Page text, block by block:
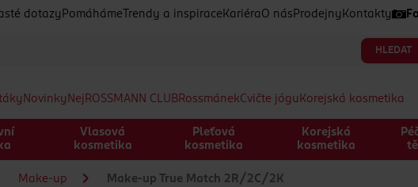
dotazy Pomáháme Trendy a inspirace Kariéra O nás Prodejny Kontakty
HLEDAT
Novinky Nej ROSSMANN CLUBRossmánekCvičte jógu Korejská kosmetika
Vlasová
kosmetika
Pleťová
kosmetika
Korejská
kosmetika
Make-up Make-up True Match 2R/2C/2K